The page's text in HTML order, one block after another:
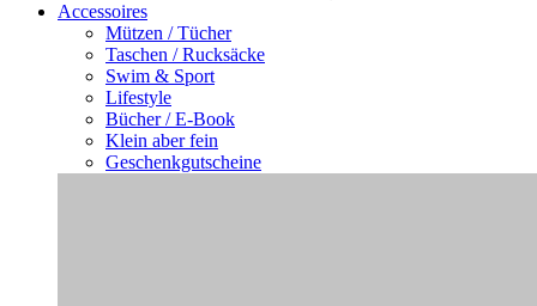
Accessoires
Mützen / Tücher
Taschen / Rucksäcke
Swim & Sport
Lifestyle
Bücher / E-Book
Klein aber fein
Geschenkgutscheine